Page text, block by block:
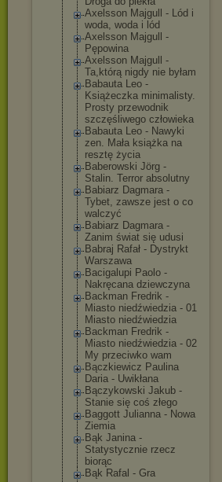
Axelsson Majgull - Lód i
woda, woda i lód
Axelsson Majgull -
Pępowina
Axelsson Majgull -
Ta,którą nigdy nie byłam
Babauta Leo -
Książeczka minimalisty.
Prosty przewodnik
szczęśliwego człowieka
Babauta Leo - Nawyki
zen. Mała książka na
resztę życia
Baberowski Jörg -
Stalin. Terror absolutny
Babiarz Dagmara -
Tybet, zawsze jest o co
walczyć
Babiarz Dagmara -
Zanim świat się udusi
Babraj Rafał - Dystrykt
Warszawa
Bacigalupi Paolo -
Nakręcana dziewczyna
Backman Fredrik -
Miasto niedźwiedzia - 01
Miasto niedźwiedzia
Backman Fredrik -
Miasto niedźwiedzia - 02
My przeciwko wam
Bączkiewicz Paulina
Daria - Uwikłana
Bączykowski Jakub -
Stanie się coś złego
Baggott Julianna - Nowa
Ziemia
Bąk Janina -
Statystycznie rzecz
biorąc
Bąk Rafal - Gra